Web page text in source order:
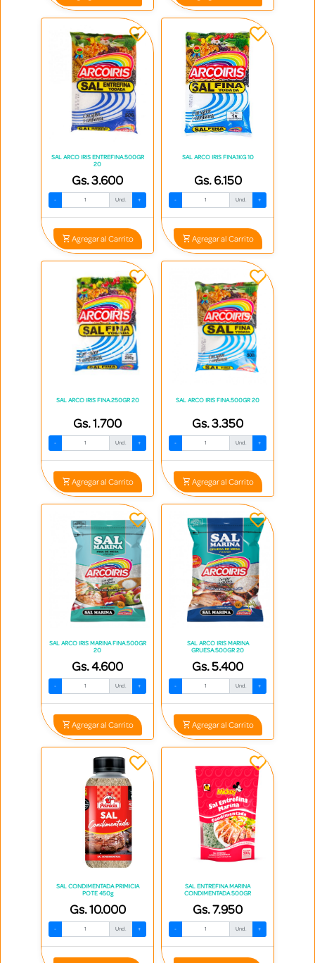
SAL ARCO IRIS ENTREFINA.500GR
20
Gs. 3.600
- Und. +
Agregar al Carrito
SAL ARCO IRIS FINA.1KG 10
Gs. 6.150
- Und. +
Agregar al Carrito
SAL ARCO IRIS FINA.250GR 20
Gs. 1.700
- Und. +
Agregar al Carrito
SAL ARCO IRIS FINA.500GR 20
Gs. 3.350
- Und. +
Agregar al Carrito
SAL ARCO IRIS MARINA FINA.500GR
20
Gs. 4.600
- Und. +
Agregar al Carrito
SAL ARCO IRIS MARINA
GRUESA.500GR 20
Gs. 5.400
- Und. +
Agregar al Carrito
SAL CONDIMENTADA PRIMICIA
POTE 450g
Gs. 10.000
- Und. +
SAL ENTREFINA MARINA
CONDIMENTADA 500GR
Gs. 7.950
- Und. +